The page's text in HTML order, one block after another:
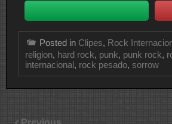
Posted in Clipes, Rock
religion, hard rock, punk, punk rock,
internacional, rock pesado, sorrow